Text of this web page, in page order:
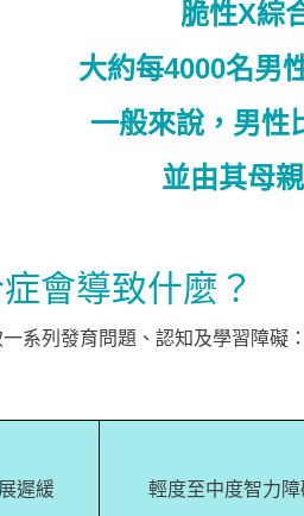
脆性X綜
大約每4000名男
一般來說，男性
並由其母
會導致什麼？
系列發育問題、認知及學習障礙：
遲緩 輕度至中度智力障